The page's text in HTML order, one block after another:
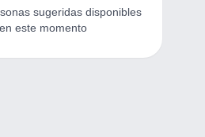
sugeridas disponibles
en este momento